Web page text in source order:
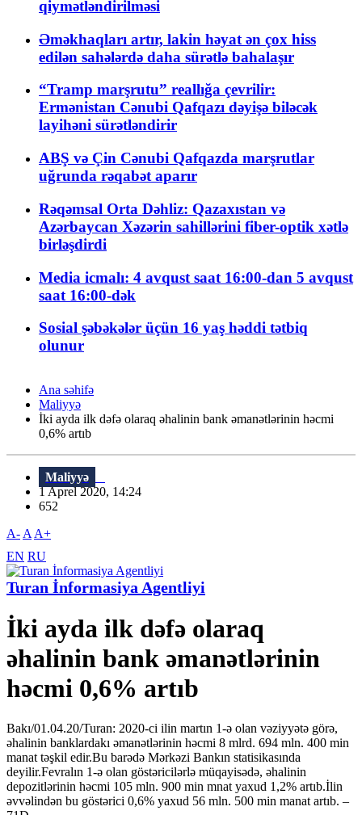
qiymətləndirilməsi
Əməkhaqları artır, lakin həyat ən çox hiss
edilən sahələrdə daha sürətlə bahalaşır
“Tramp marşrutu” reallığa çevrilir:
Ermənistan Cənubi Qafqazı dəyişə biləcək
layihəni sürətləndirir
ABŞ və Çin Cənubi Qafqazda marşrutlar
uğrunda rəqabət aparır
Rəqəmsal Orta Dəhliz: Qazaxıstan və
Azərbaycan Xəzərin sahillərini fiber-optik xətlə
birləşdirdi
Media icmalı: 4 avqust saat 16:00-dan 5 avqust
saat 16:00-dək
Sosial şəbəkələr üçün 16 yaş həddi tətbiq
olunur
Ana səhifə
Maliyyə
İki ayda ilk dəfə olaraq əhalinin bank əmanətlərinin həcmi
0,6% artıb
Maliyyə
1 Aprel 2020, 14:24
652
A- A A+
EN RU
Turan İnformasiya Agentliyi
İki ayda ilk dəfə olaraq
əhalinin bank əmanətlərinin
həcmi 0,6% artıb
Bakı/01.04.20/Turan: 2020-ci ilin martın 1-ə olan vəziyyətə görə,
əhalinin banklardakı əmanətlərinin həcmi 8 mlrd. 694 mln. 400 min
manat təşkil edir.Bu barədə Mərkəzi Bankın statisikasında
deyilir.Fevralın 1-ə olan göstəricilərlə müqayisədə, əhalinin
depozitlərinin həcmi 105 mln. 900 min mnat yaxud 1,2% artıb.İlin
əvvəlindən bu göstərici 0,6% yaxud 56 mln. 500 min manat artıb. –